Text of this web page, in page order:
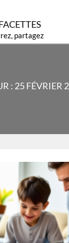
partagez
: 25 FÉVRIER